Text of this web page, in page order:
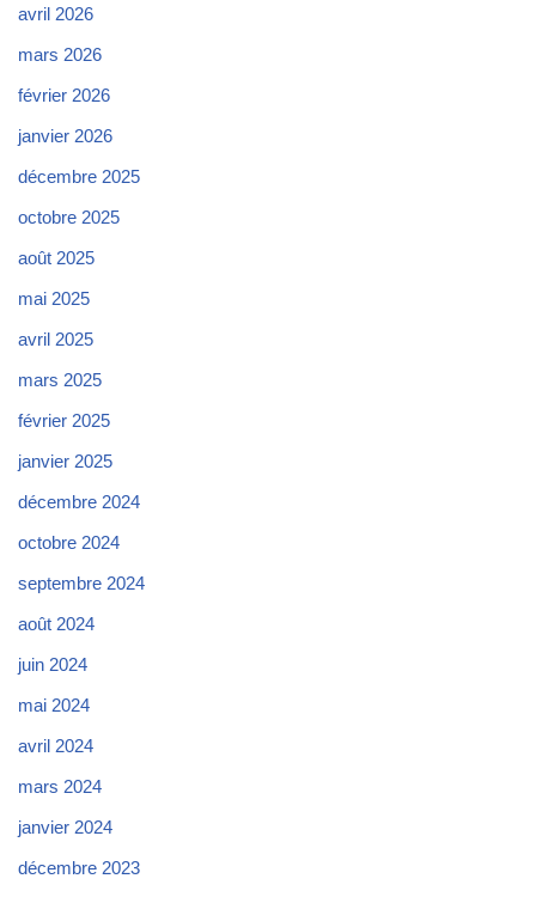
avril 2026
mars 2026
février 2026
janvier 2026
décembre 2025
octobre 2025
août 2025
mai 2025
avril 2025
mars 2025
février 2025
janvier 2025
décembre 2024
octobre 2024
septembre 2024
août 2024
juin 2024
mai 2024
avril 2024
mars 2024
janvier 2024
décembre 2023